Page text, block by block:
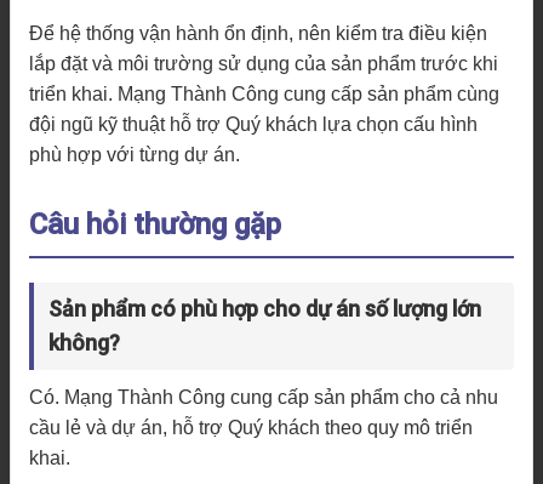
Để hệ thống vận hành ổn định, nên kiểm tra điều kiện
lắp đặt và môi trường sử dụng của sản phẩm trước khi
triển khai. Mạng Thành Công cung cấp sản phẩm cùng
đội ngũ kỹ thuật hỗ trợ Quý khách lựa chọn cấu hình
phù hợp với từng dự án.
Câu hỏi thường gặp
Sản phẩm có phù hợp cho dự án số lượng lớn
không?
Có. Mạng Thành Công cung cấp sản phẩm cho cả nhu
cầu lẻ và dự án, hỗ trợ Quý khách theo quy mô triển
khai.